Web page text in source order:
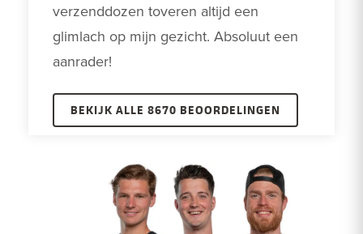
verzenddozen toveren altijd een
glimlach op mijn gezicht. Absoluut een
aanrader!
BEKIJK ALLE 8670 BEOORDELINGEN